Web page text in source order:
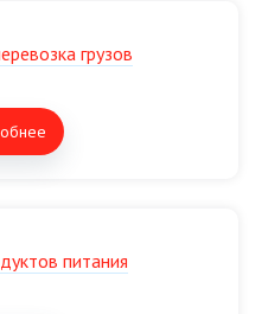
грузов
питания